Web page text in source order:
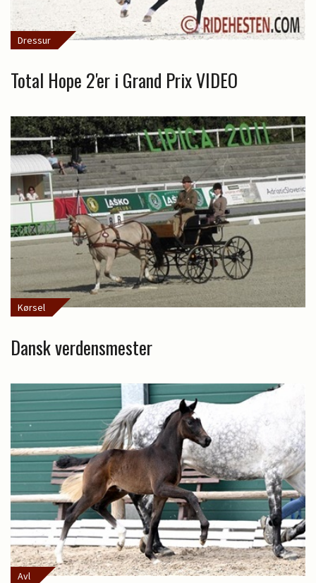
Dressur
Total Hope 2'er i Grand Prix VIDEO
Kørsel
Dansk verdensmester
Avl